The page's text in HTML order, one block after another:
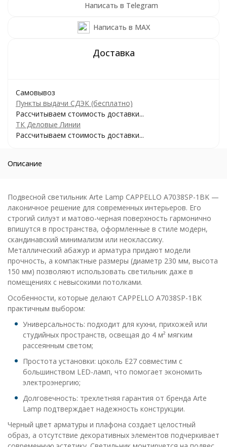
Написать в Telegram
Написать в MAX
Самовывоз
Пункты выдачи СДЭК (бесплатно)
Рассчитываем стоимость доставки...
ТК Деловые Линии
Рассчитываем стоимость доставки...
Описание
Подвесной светильник Arte Lamp CAPPELLO A7038SP-1BK —
лаконичное решение для современных интерьеров. Его
строгий силуэт и матово-черная поверхность гармонично
впишутся в пространства, оформленные в стиле модерн,
скандинавский минимализм или неоклассику.
Металлический абажур и арматура придают модели
прочность, а компактные размеры (диаметр 230 мм, высота
150 мм) позволяют использовать светильник даже в
помещениях с невысокими потолками.
Особенности, которые делают CAPPELLO A7038SP-1BK
практичным выбором:
Универсальность: подходит для кухни, прихожей или
студийных пространств, освещая до 4 м² мягким
рассеянным светом;
Простота установки: цоколь E27 совместим с
большинством LED-ламп, что помогает экономить
электроэнергию;
Долговечность: трехлетняя гарантия от бренда Arte
Lamp подтверждает надежность конструкции.
Черный цвет арматуры и плафона создает целостный
образ, а отсутствие декоративных элементов подчеркивает